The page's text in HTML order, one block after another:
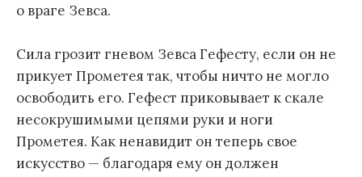
о враге Зевса.
Сила грозит гневом Зевса Гефесту, если он не
прикует Прометея так, чтобы ничто не могло
освободить его. Гефест приковывает к скале
несокрушимыми цепями руки и ноги
Прометея. Как ненавидит он теперь свое
искусство — благодаря ему он должен